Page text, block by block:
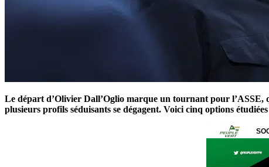
Le départ d’Olivier Dall’Oglio marque un tournant pour l’ASSE,
plusieurs profils séduisants se dégagent. Voici cinq options